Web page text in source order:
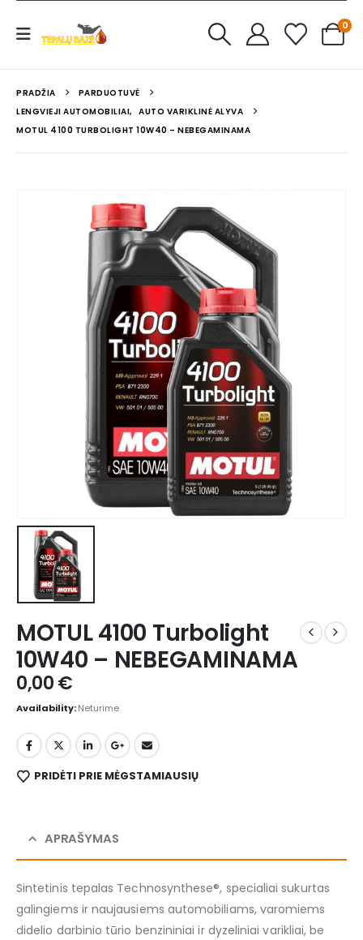
0
PRADŽIA
PARDUOTUVĖ
LENGVIEJI AUTOMOBILIAI, AUTO VARIKLINĖ ALYVA
MOTUL 4100 TURBOLIGHT 10W40 – NEBEGAMINAMA
MOTUL 4100 Turbolight
10W40 – NEBEGAMINAMA
0,00€
Availability:Neturime
PRIDĖTI PRIE MĖGSTAMIAUSIŲ
APRAŠYMAS
Sintetinis tepalas Technosynthese®, specialiai sukurtas
galingiems ir naujausiems automobiliams, varomiems
didelio darbinio tūrio benzininiai ir dyzeliniai varikliai, be